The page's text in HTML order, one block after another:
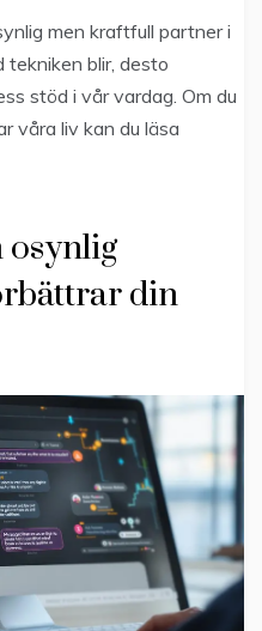
men kraftfull partner i
tekniken blir, desto
stöd i vår vardag. Om du
våra liv kan du läsa
osynlig
din